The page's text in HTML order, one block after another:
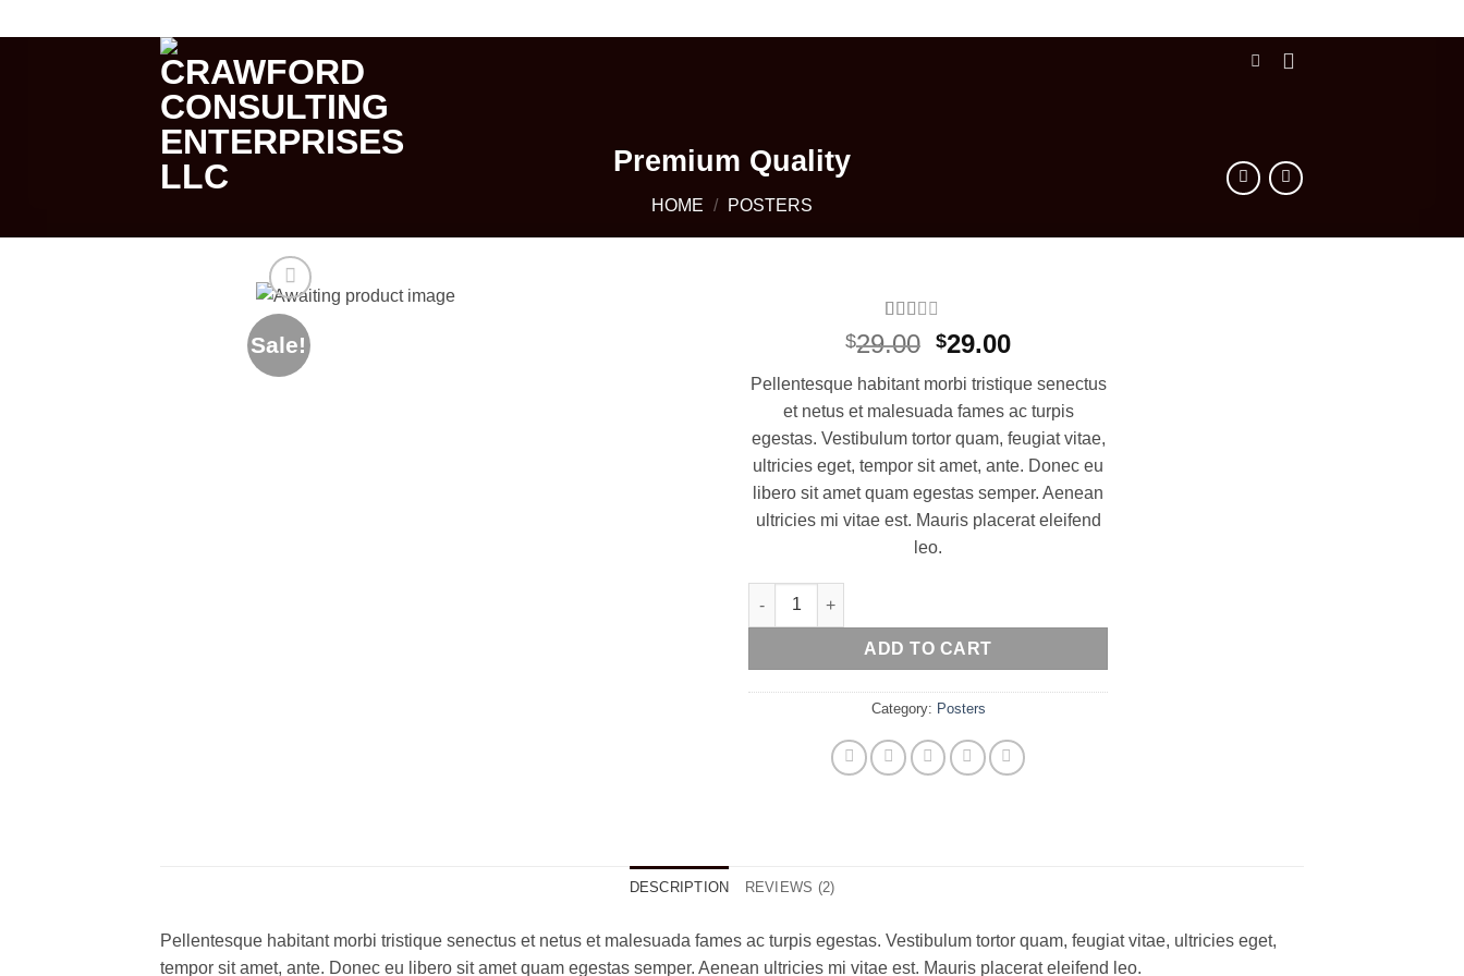
to
Premium Quality
HOME / POSTERS
Sale!
Rated
2out
based
on
customer
ratings
$29.00 Original
was:
$29.00.
$29.00Current
is:
$29.00.
Pellentesque habitant morbi tristique senectus
et netus et malesuada fames ac turpis
egestas. Vestibulum tortor quam, feugiat vitae,
ultricies eget, tempor sit amet, ante. Donec eu
libero sit amet quam egestas semper. Aenean
ultricies mi vitae est. Mauris placerat eleifend
leo.
Premium Quality quantity
ADD TO CART
Category: Posters
DESCRIPTION REVIEWS (2)
Pellentesque habitant morbi tristique senectus et netus et malesuada fames ac turpis egestas. Vestibulum tortor quam, feugiat vitae, ultricies eget,
tempor sit amet, ante. Donec eu libero sit amet quam egestas semper. Aenean ultricies mi vitae est. Mauris placerat eleifend leo.